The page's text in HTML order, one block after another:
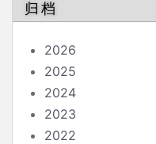
归档
2026
2025
2024
2023
2022